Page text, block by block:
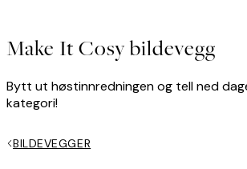
Make It Cosy bildevegg
Bytt ut høstinnredningen og tell ned
kategori!
BILDEVEGGER